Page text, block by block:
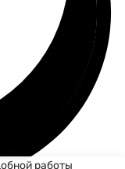
работы